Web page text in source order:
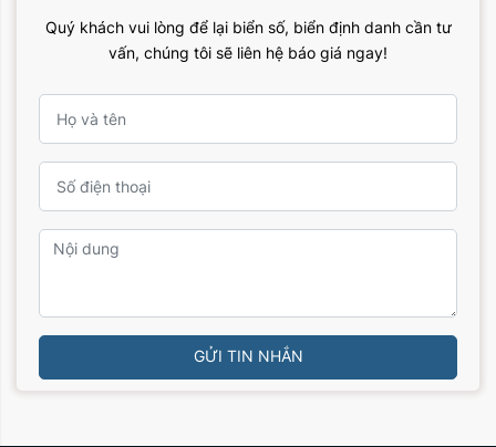
Quý khách vui lòng để lại biển số, biển định danh cần tư
vấn, chúng tôi sẽ liên hệ báo giá ngay!
GỬI TIN NHẮN